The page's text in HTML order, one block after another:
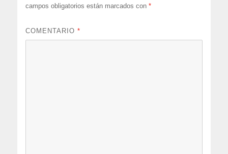
campos obligatorios están marcados con*
COMENTARIO*